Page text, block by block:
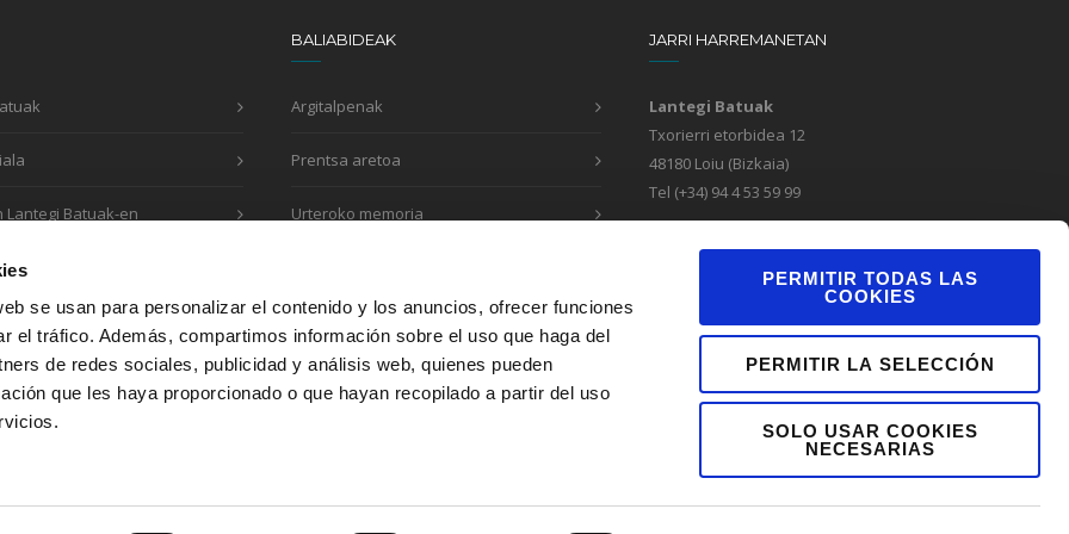
se usan para personalizar el contenido y los anuncios, ofrecer funciones
el tráfico. Además, compartimos información sobre el uso que haga del
de redes sociales, publicidad y análisis web, quienes pueden
que les haya proporcionado o que hayan recopilado a partir del uso
PERMITIR TODAS LAS
COOKIES
PERMITIR LA SELECCIÓN
SOLO USAR COOKIES
NECESARIAS
Lantegi Batuak-en
BALIABIDEAK
Argitalpenak
Prentsa aretoa
Urteroko memoria
JARRI HARREMANETAN
Lantegi Batuak
Txorierri etorbidea 12
48180 Loiu (Bizkaia)
Tel (+34) 94 4 53 59 99
Formulario de contacto
Canal de denuncias
Honako erakundeekin egiten dugu lan: